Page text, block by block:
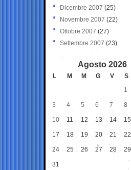
Dicembre 2007 (25)
Novembre 2007 (22)
Ottobre 2007 (27)
Settembre 2007 (23)
Agosto 2026
L M M G V S
1
3 4 5 6 7 8
10 11 12 13 14 15
17 18 19 20 21 22
24 25 26 27 28 29
31